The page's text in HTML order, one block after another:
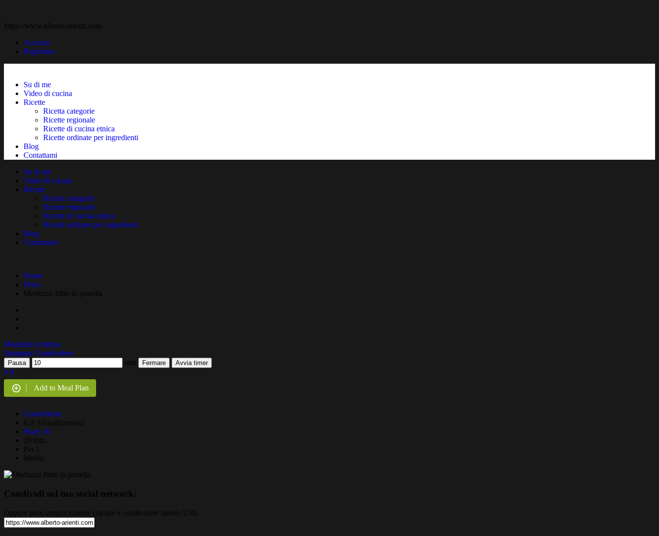
https://www.alberto-arienti.com
Accesso
Registrare
Su di me
Video di cucina
Ricette
Ricetta categorie
Ricette regionale
Ricette di cucina etnica
Ricette ordinate per ingredienti
Blog
Contattami
Su di me
Video di cucina
Ricette
Ricetta categorie
Ricette regionale
Ricette di cucina etnica
Ricette ordinate per ingredienti
Blog
Contattami
Home
Pesce
Merluzzo fritto in pastella
Modalità di lettura
Stampare Condividere
Pausa min Fermare Avvia timer
0 0
Add to Meal Plan
Condividere
631 Visualizzazioni
Piace 16
20 min.
Per 1
Medio
Condividi sul tuo social network:
Oppure puoi semplicemente copiare e condividere questo URL